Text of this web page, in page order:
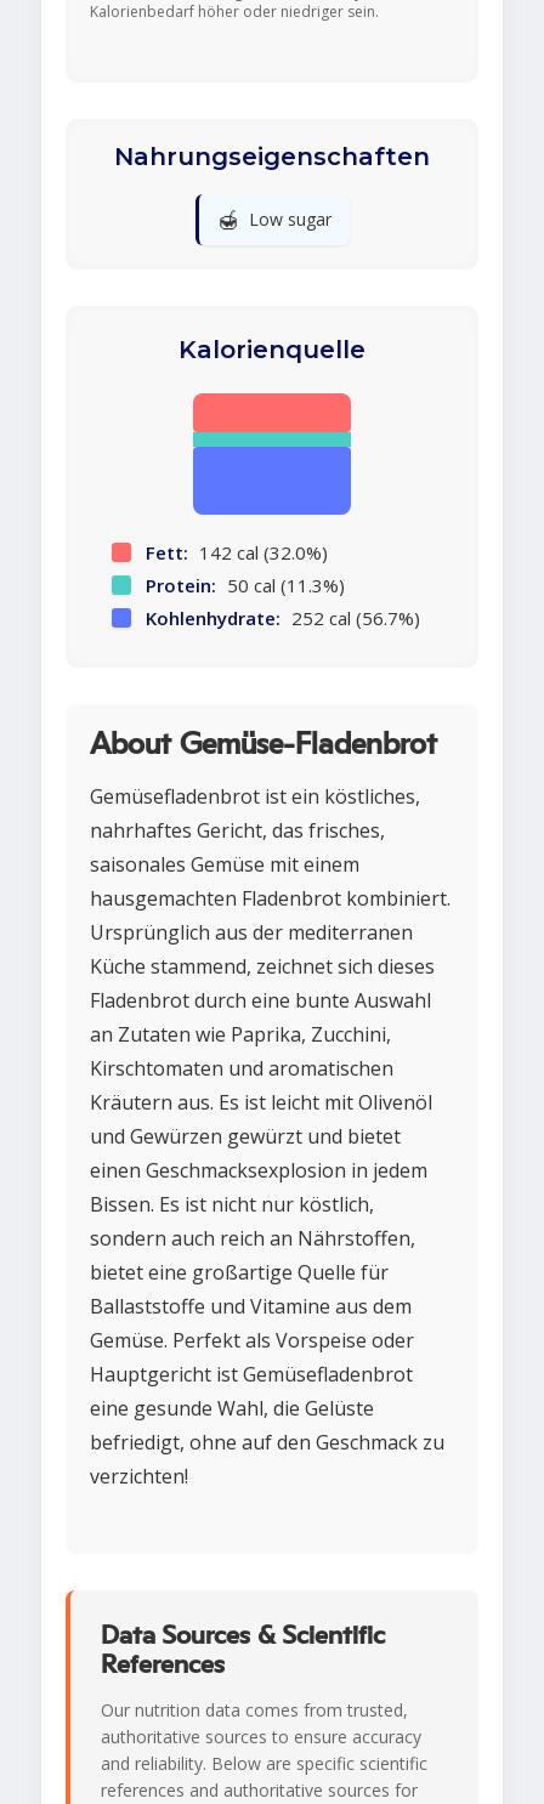
Kalorienbedarf höher oder niedriger sein.
Nahrungseigenschaften
🍯 Low sugar
Kalorienquelle
Fett: 142 cal (32.0%)
Protein: 50 cal (11.3%)
Kohlenhydrate: 252 cal (56.7%)
About Gemüse-Fladenbrot
Gemüsefladenbrot ist ein köstliches,
nahrhaftes Gericht, das frisches,
saisonales Gemüse mit einem
hausgemachten Fladenbrot kombiniert.
Ursprünglich aus der mediterranen
Küche stammend, zeichnet sich dieses
Fladenbrot durch eine bunte Auswahl
an Zutaten wie Paprika, Zucchini,
Kirschtomaten und aromatischen
Kräutern aus. Es ist leicht mit Olivenöl
und Gewürzen gewürzt und bietet
einen Geschmacksexplosion in jedem
Bissen. Es ist nicht nur köstlich,
sondern auch reich an Nährstoffen,
bietet eine großartige Quelle für
Ballaststoffe und Vitamine aus dem
Gemüse. Perfekt als Vorspeise oder
Hauptgericht ist Gemüsefladenbrot
eine gesunde Wahl, die Gelüste
befriedigt, ohne auf den Geschmack zu
verzichten!
Data Sources & Scientific
References
Our nutrition data comes from trusted,
authoritative sources to ensure accuracy
and reliability. Below are specific scientific
references and authoritative sources for